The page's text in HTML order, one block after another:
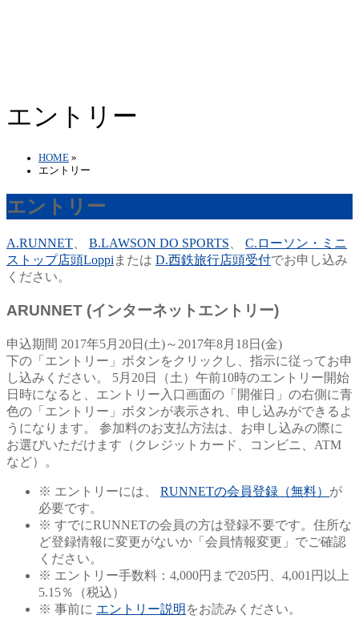
エントリー
HOME »
エントリー
エントリー
A.RUNNET B.LAWSON DO SPORTS
C.ローソン・ミニ
ストップ店頭Loppi または D.西鉄旅行店頭受付でお申し込み
ください。
ARUNNET (インターネットエントリー)
申込期間 2017年5月20日(土)～2017年8月18日(金)
下の「エントリー」ボタンをクリックし、指示に従ってお申
し込みください。
5月20日（土）午前10時のエントリー開始
日時になると、エントリー入口画面の「開催日」の右側に青
色の「エントリー」ボタンが表示され、申し込みができるよ
うになります。
参加料のお支払方法は、お申し込みの際に
お選びいただけます（クレジットカード、コンビニ、ATM
など）。
※ エントリーには、 RUNNETの会員登録（無料） が
必要です。
※ すでにRUNNETの会員の方は登録不要です。住所な
ど登録情報に変更がないか「会員情報変更」でご確認
ください。
※ エントリー手数料：4,000円まで205円、4,001円以上
5.15％（税込）
※ 事前に エントリー説明 をお読みください。